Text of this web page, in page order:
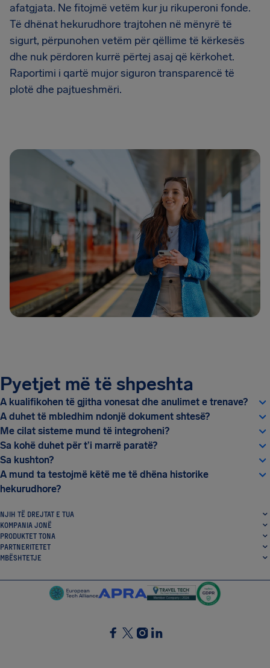
afatgjata. Ne fitojmë vetëm kur ju rikuperoni fonde.
Të dhënat hekurudhore trajtohen në mënyrë të
sigurt, përpunohen vetëm për qëllime të kërkesës
dhe nuk përdoren kurrë përtej asaj që kërkohet.
Raportimi i qartë mujor siguron transparencë të
plotë dhe pajtueshmëri.
Pyetjet më të shpeshta
A kualifikohen të gjitha vonesat dhe anulimet e trenave?
A duhet të mbledhim ndonjë dokument shtesë?
Me cilat sisteme mund të integroheni?
Sa kohë duhet për t’i marrë paratë?
Sa kushton?
A mund ta testojmë këtë me të dhëna historike
hekurudhore?
NJIH TË DREJTAT E TUA
KOMPANIA JONË
PRODUKTET TONA
PARTNERITETET
MBËSHTETJE